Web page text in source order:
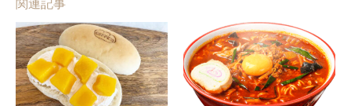
関連記事